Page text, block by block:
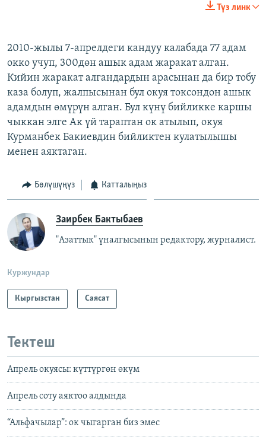
Түз линк
2010-жылы 7-апрелдеги кандуу калабада 77 адам
окко учуп, 300дөн ашык адам жаракат алган.
Кийин жаракат алгандардын арасынан да бир тобу
каза болуп, жалпысынан бул окуя токсондон ашык
адамдын өмүрүн алган. Бул күнү бийликке каршы
чыккан элге Ак үй тараптан ок атылып, окуя
Курманбек Бакиевдин бийликтен кулатылышы
менен аяктаган.
Бөлүшүңүз Катталыңыз
Заирбек Бактыбаев
"Азаттык" үналгысынын редактору, журналист.
Куржундар
Кыргызстан Саясат
Тектеш
Апрель окуясы: күттүргөн өкүм
Апрель соту аяктоо алдында
“Альфачылар”: ок чыгарган биз эмес